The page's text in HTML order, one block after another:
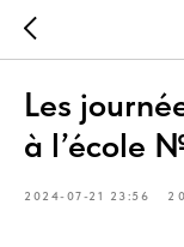
Les
à l’école
2024-07-21 23:56